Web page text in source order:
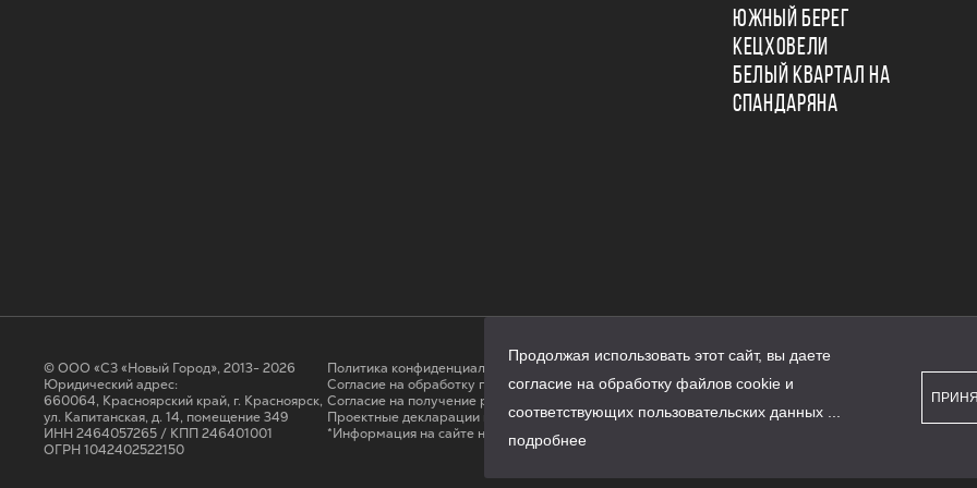
ЮЖНЫЙ БЕРЕГ
КЕЦХОВЕЛИ
БЕЛЫЙ КВАРТАЛ НА
СПАНДАРЯНА
© ООО «СЗ «Новый Город», 2013- 2026
Юридический адрес:
660064, Красноярский край, г. Красноярск,
ул. Капитанская, д. 14, помещение 349
ИНН 2464057265 / КПП 246401001
ОГРН 1042402522150
Политика конфиденциальности
Согласие на обработку персональных данных
Cогласие на получение рассылки
Проектные декларации на сайте наш.дом.рф
*Информация на сайте не является публичной офертой
Продолжая использовать этот сайт, вы даете
согласие на обработку файлов cookie и
соответствующих пользовательских данных
подробнее